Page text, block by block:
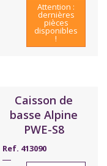
Attention :
dernières
pièces
disponibles
!
Caisson de
basse Alpine
PWE-S8
Ref. 413090